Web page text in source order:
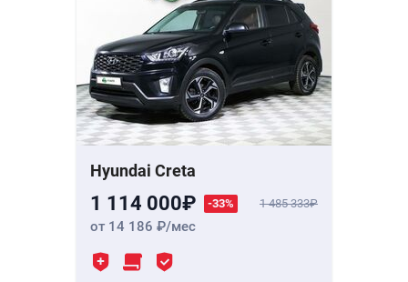
Hyundai Creta
1 114 000 -33% 1 485 333
от 14 186 /мес